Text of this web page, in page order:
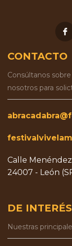
CONTACTO
Consúltanos
nosotros para
Calle
24007 - León
DE INTERÉS
Nuestras